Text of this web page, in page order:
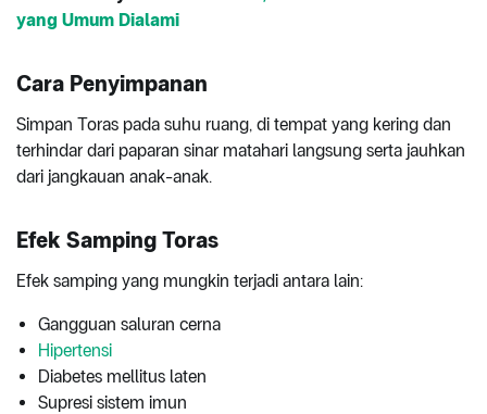
yang Umum Dialami
Cara Penyimpanan
Simpan Toras pada suhu ruang, di tempat yang kering dan
terhindar dari paparan sinar matahari langsung serta jauhkan
dari jangkauan anak-anak.
Efek Samping Toras
Efek samping yang mungkin terjadi antara lain:
Gangguan saluran cerna
Hipertensi
Diabetes mellitus laten
Supresi sistem imun